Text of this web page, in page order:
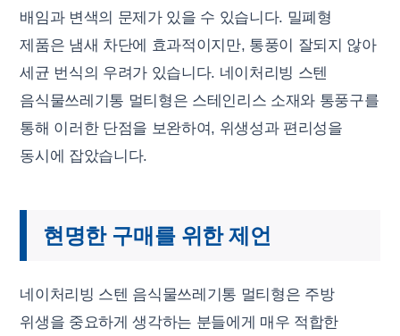
배임과 변색의 문제가 있을 수 있습니다. 밀폐형
제품은 냄새 차단에 효과적이지만, 통풍이 잘되지 않아
세균 번식의 우려가 있습니다. 네이처리빙 스텐
음식물쓰레기통 멀티형은 스테인리스 소재와 통풍구를
통해 이러한 단점을 보완하여, 위생성과 편리성을
동시에 잡았습니다.
현명한 구매를 위한 제언
네이처리빙 스텐 음식물쓰레기통 멀티형은 주방
위생을 중요하게 생각하는 분들에게 매우 적합한